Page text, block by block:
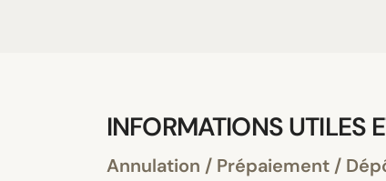
INFORMATIONS UTILES
Annulation / Prépaiement /